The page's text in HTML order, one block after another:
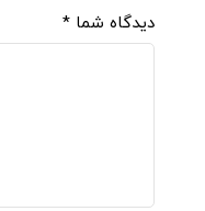
دیدگاه شما *